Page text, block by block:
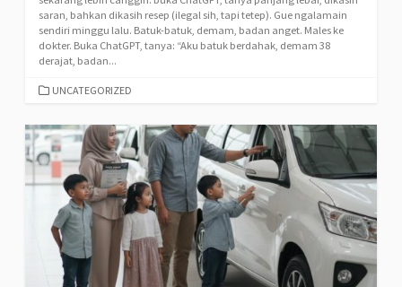
saran, bahkan dikasih resep (ilegal sih, tapi tetep). Gue ngalamain
sendiri minggu lalu. Batuk-batuk, demam, badan anget. Males ke
dokter. Buka ChatGPT, tanya: “Aku batuk berdahak, demam 38
derajat, badan...
CATEGORIES
UNCATEGORIZED